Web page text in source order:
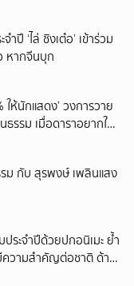
ปี ‘ไล่ ชิงเต๋อ’ เข้าร่วม
หากจีนบุก
ให้นักแสดง’ วงการวาย
ธรรม เมื่อดาราอยากให้มี
ม กับ สุรพงษ์ เพลินแสง
ระจำปีด้วยปกอนิเมะ ย้ำ
ความสำคัญต่อชาติ ด้าน
วัติศาสตร์